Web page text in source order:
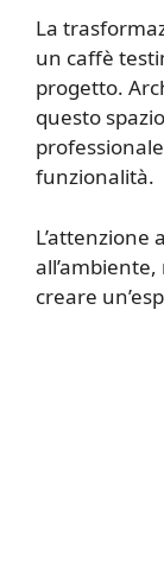
La
un caffè
progetto.
questo
funzionalità.
L’attenzione
creare